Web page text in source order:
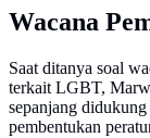
Wacana
Saat ditanya soal
terkait LGBT,
sepanjang
pembentukan